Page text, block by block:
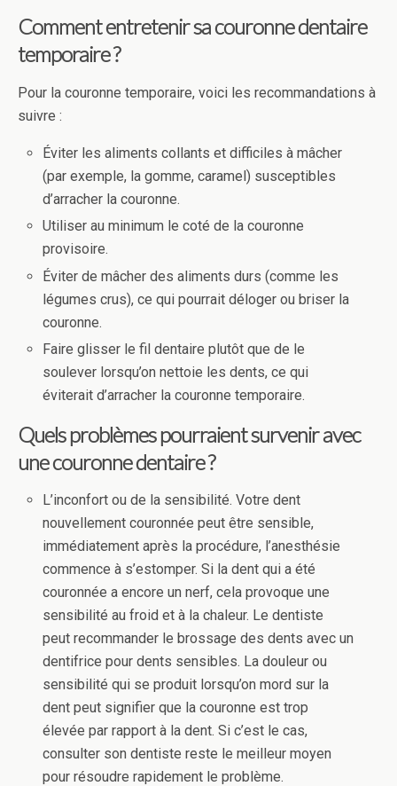
Comment entretenir sa couronne dentaire
temporaire ?
Pour la couronne temporaire, voici les recommandations à
suivre :
Éviter les aliments collants et difficiles à mâcher
(par exemple, la gomme, caramel) susceptibles
d’arracher la couronne.
Utiliser au minimum le coté de la couronne
provisoire.
Éviter de mâcher des aliments durs (comme les
légumes crus), ce qui pourrait déloger ou briser la
couronne.
Faire glisser le fil dentaire plutôt que de le
soulever lorsqu’on nettoie les dents, ce qui
éviterait d’arracher la couronne temporaire.
Quels problèmes pourraient survenir avec
une couronne dentaire ?
L’inconfort ou de la sensibilité. Votre dent
nouvellement couronnée peut être sensible,
immédiatement après la procédure, l’anesthésie
commence à s’estomper. Si la dent qui a été
couronnée a encore un nerf, cela provoque une
sensibilité au froid et à la chaleur. Le dentiste
peut recommander le brossage des dents avec un
dentifrice pour dents sensibles. La douleur ou
sensibilité qui se produit lorsqu’on mord sur la
dent peut signifier que la couronne est trop
élevée par rapport à la dent. Si c’est le cas,
consulter son dentiste reste le meilleur moyen
pour résoudre rapidement le problème.